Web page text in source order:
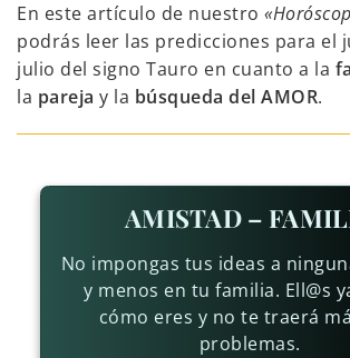
En este artículo de nuestro
podrás leer las predicciones para el
julio del signo Tauro en cuanto a la
la pareja y la búsqueda del AMOR.
AMISTAD –
No impongas tus ideas a
y menos en tu familia. Ell@s
cómo eres y no te traerá
problemas.